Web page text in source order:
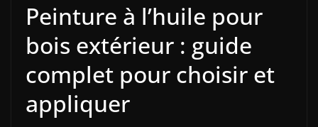
Peinture à l’huile pour
bois extérieur : guide
complet pour choisir et
appliquer